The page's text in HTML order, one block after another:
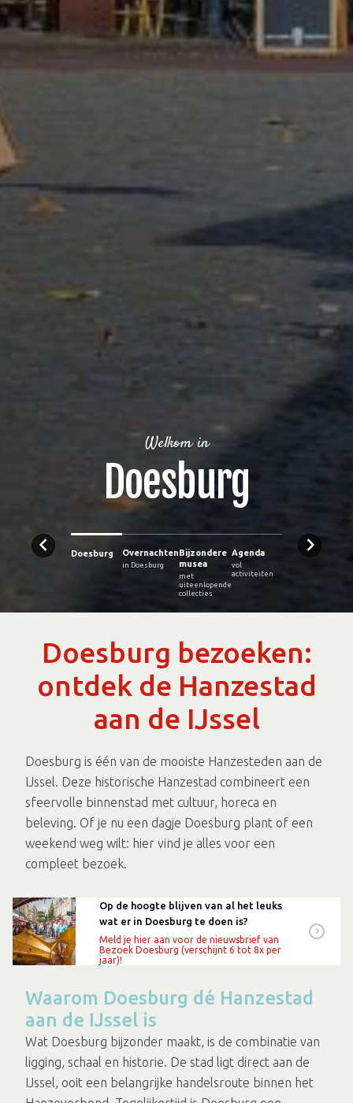
Doesburg Overnachten
in Doesburg
Bijzondere
musea
met
uiteenlopende
collecties
Agenda
vol
activiteiten
Welkom in
Doesburg
Doesburg bezoeken:
ontdek de Hanzestad
aan de IJssel
Doesburg is één van de mooiste Hanzesteden aan de
IJssel. Deze historische Hanzestad combineert een
sfeervolle binnenstad met cultuur, horeca en
beleving. Of je nu een dagje Doesburg plant of een
weekend weg wilt: hier vind je alles voor een
compleet bezoek.
Op de hoogte blijven van al het leuks
wat er in Doesburg te doen is?
Meld je hier aan voor de nieuwsbrief van
Bezoek Doesburg (verschijnt 6 tot 8x per
jaar)!
Waarom Doesburg dé Hanzestad
aan de IJssel is
Wat Doesburg bijzonder maakt, is de combinatie van
ligging, schaal en historie. De stad ligt direct aan de
IJssel, ooit een belangrijke handelsroute binnen het